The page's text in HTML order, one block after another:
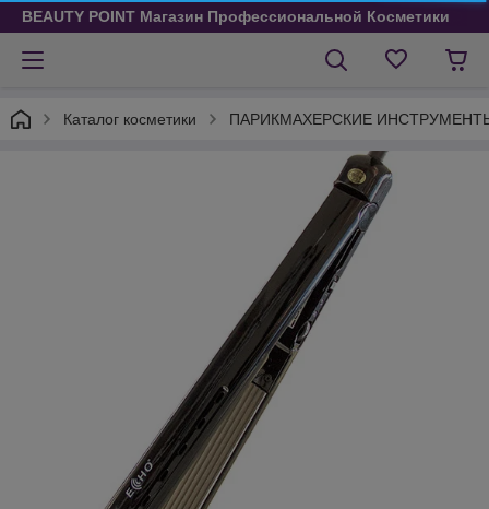
BEAUTY POINT Магазин Профессиональной Косметики
Каталог косметики ПАРИКМАХЕРСКИЕ